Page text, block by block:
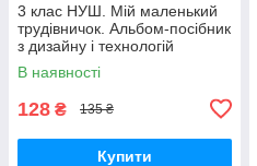
3 клас НУШ. Мій маленький
трудівничок. Альбом-посібник
з дизайну і технологій
(Павленко О.), Ранок
В наявності
128 ₴ 135 ₴
Купити